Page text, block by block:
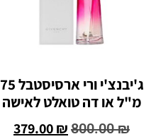
ג'יבנצ'י ורי ארסיסטבל 75
מ"ל או דה טואלט לאישה
800.00₪
379.00₪